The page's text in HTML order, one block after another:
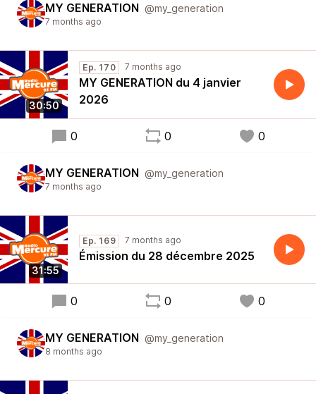
MY GENERATION @my_generation
7 months ago
30:50
Ep. 170 7 months ago
MY GENERATION du 4 janvier
2026
0 0 0
MY GENERATION @my_generation
7 months ago
31:55
Ep. 169 7 months ago
Émission du 28 décembre 2025
0 0 0
MY GENERATION @my_generation
8 months ago